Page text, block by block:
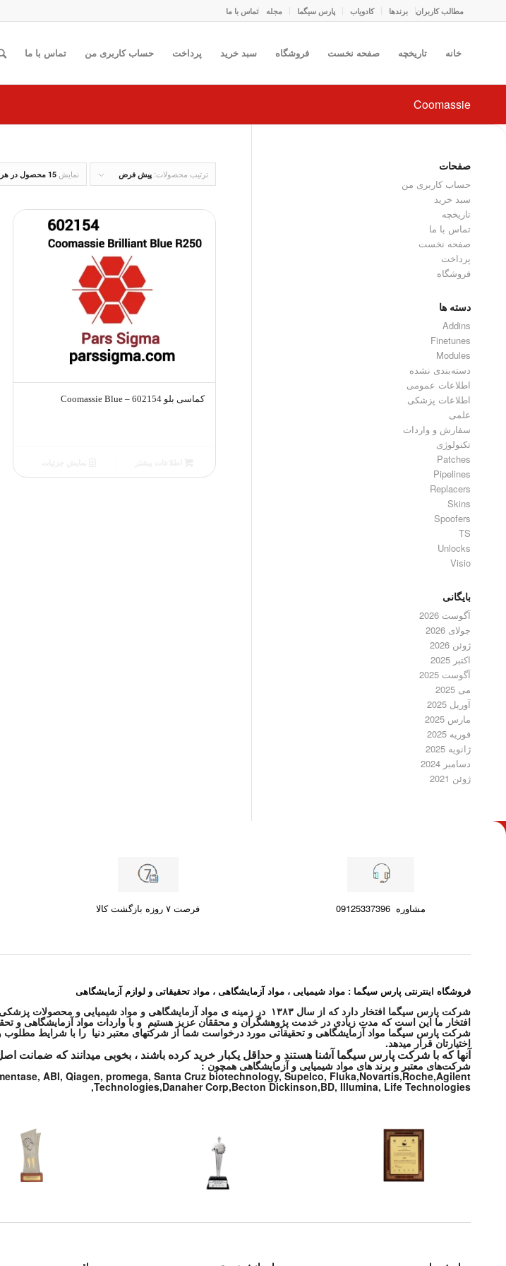
مطالب کاربران برندها کادو‌یاب پارس سیگما مجله تماس با ما
خانه تاریخچه صفحه نخست فروشگاه سبد خرید پرداخت حساب کاربری من تماس با ما
Coomassie
ترتیب محصولات: پیش فرض نمایش 15 محصول در هر صفحه
کماسی بلو Coomassie Blue – 602154
صفحات
حساب کاربری من
سبد خرید
تاریخچه
تماس با ما
صفحه نخست
پرداخت
فروشگاه
دسته ها
Addins
Finetunes
Modules
دسته‌بندی نشده
اطلاعات عمومی
اطلاعات پزشکی
علمی
سفارش و واردات
تکنولوژی
Patches
Pipelines
Replacers
Skins
Spoofers
TS
Unlocks
Visio
بایگانی
آگوست 2026
جولای 2026
ژوئن 2026
اکتبر 2025
آگوست 2025
می 2025
آوریل 2025
مارس 2025
فوریه 2025
ژانویه 2025
دسامبر 2024
ژوئن 2021
مشاوره09125337396 فرصت ۷ روزه بازگشت کالا
فروشگاه اینترنتی پارس سیگما : مواد شیمیایی ، مواد آزمایشگاهی ، مواد تحقیقاتی و لوازم آزمایشگاهی
شرکت پارس سیگما افتخار دارد که از سال ۱۳۸۳ در زمینه ی مواد آزمایشگاهی و مواد شیمیایی و محصولات پزشکی در خدمت شما بوده و هست .
افتخار ما این است که مدت زیادی در خدمت پژوهشگران و محققان عزیز هستیم و با واردات مواد آزمایشگاهی و
اختیارتان قرار میدهد.
آنها که با شرکت پارس سیگما آشنا هستند و حداقل یکبار خرید کرده باشند ، بخوبی میدانند که ضمانت
شرکت‌های معتبر و برند های مواد شیمیایی و آزمایشگاهی همچون :
ABI, Qiagen, promega, Santa Cruz biotechnology, Supelco, Fluka,Novartis,Roche,Agilent
Technologies,Danaher Corp,Becton Dickinson,BD, Illumina, Life Technologies,